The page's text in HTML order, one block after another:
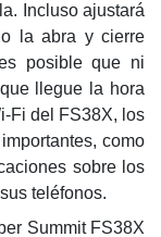
Incluso ajustará
la abra y cierre
posible que ni
llegue la hora
Fi del FS38X, los
como
sobre los
teléfonos.
Summit FS38X